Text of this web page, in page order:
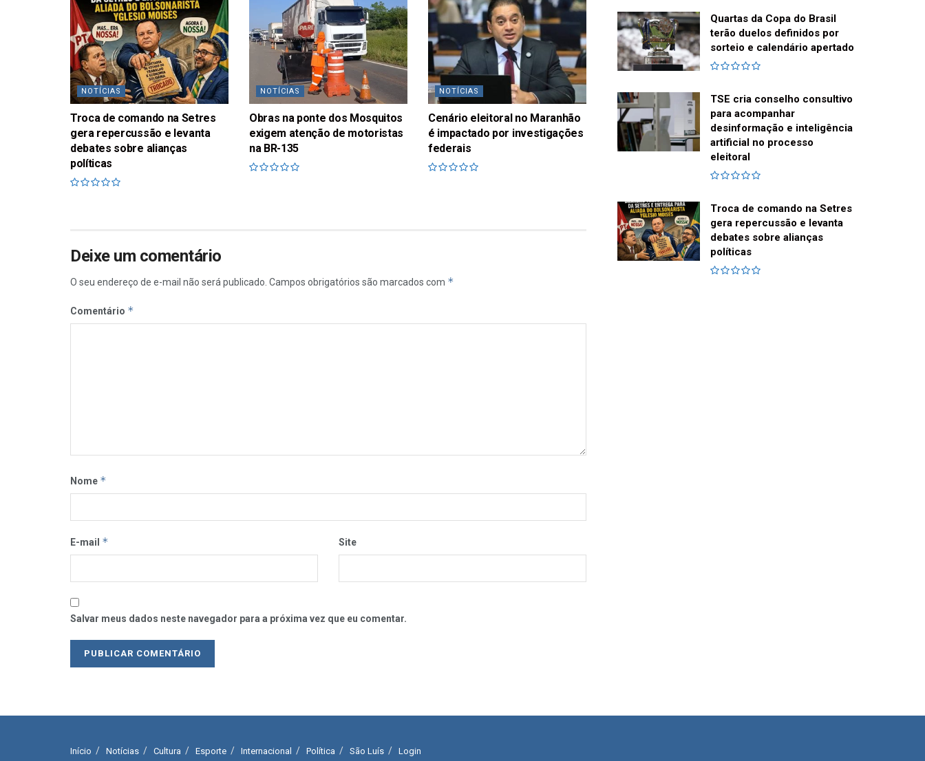
NOTÍCIAS
Troca de comando na Setres
gera repercussão e levanta
debates sobre alianças
políticas
NOTÍCIAS
Obras na ponte dos Mosquitos
exigem atenção de motoristas
na BR-135
NOTÍCIAS
Cenário eleitoral no Maranhão
é impactado por investigações
federais
Deixe um comentário
O seu endereço de e-mail não será publicado. Campos obrigatórios são marcados com *
Comentário *
Nome *
E-mail * Site
Salvar meus dados neste navegador para a próxima vez que eu comentar.
Quartas da Copa do Brasil
terão duelos definidos por
sorteio e calendário apertado
TSE cria conselho consultivo
para acompanhar
desinformação e inteligência
artificial no processo
eleitoral
Troca de comando na Setres
gera repercussão e levanta
debates sobre alianças
políticas
Início Notícias Cultura Esporte Internacional Política São Luís Login